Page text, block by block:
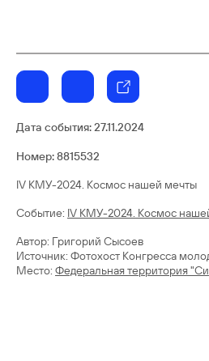
Дата события:27.11.2024
Номер: 8815532
IV КМУ-2024. Космос нашей мечты
Cобытие: IV КМУ-2024. Космос
Автор: Григорий Сысоев
Источник: Фотохост Конгресса
Место: Федеральная территория